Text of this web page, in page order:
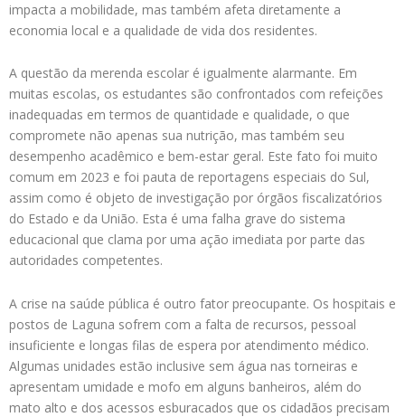
impacta a mobilidade, mas também afeta diretamente a
economia local e a qualidade de vida dos residentes.
A questão da merenda escolar é igualmente alarmante. Em
muitas escolas, os estudantes são confrontados com refeições
inadequadas em termos de quantidade e qualidade, o que
compromete não apenas sua nutrição, mas também seu
desempenho acadêmico e bem-estar geral. Este fato foi muito
comum em 2023 e foi pauta de reportagens especiais do Sul,
assim como é objeto de investigação por órgãos fiscalizatórios
do Estado e da União. Esta é uma falha grave do sistema
educacional que clama por uma ação imediata por parte das
autoridades competentes.
A crise na saúde pública é outro fator preocupante. Os hospitais e
postos de Laguna sofrem com a falta de recursos, pessoal
insuficiente e longas filas de espera por atendimento médico.
Algumas unidades estão inclusive sem água nas torneiras e
apresentam umidade e mofo em alguns banheiros, além do
mato alto e dos acessos esburacados que os cidadãos precisam